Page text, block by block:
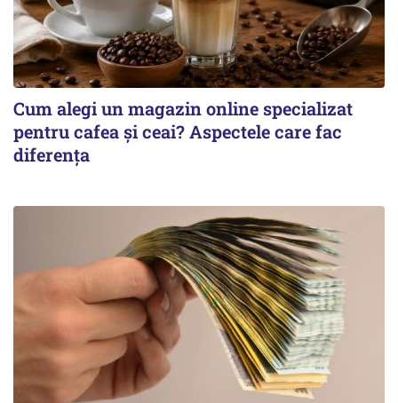
Cum alegi un magazin online specializat
pentru cafea și ceai? Aspectele care fac
diferența